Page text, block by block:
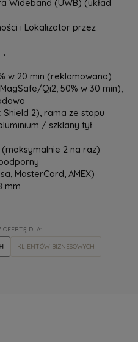
Wideband (UWB) (układ
i Lokalizator przez
w 20 min (reklamowana)
Qi2, 50% w 30 min),
2), rama ze stopu
/ szklany tył
(maksymalnie 2 na raz)
MasterCard, AMEX)
mm
OFERTĘ DLA:
KLIENTÓW BIZNESOWYCH